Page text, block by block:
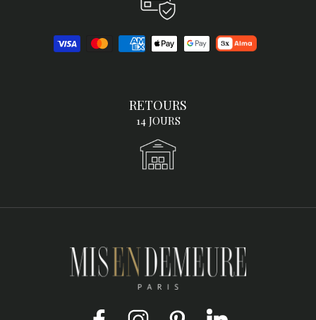
RETOURS
14 JOURS
Facebook Instagram Pinterest